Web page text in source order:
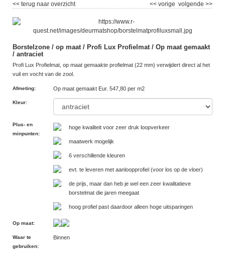
<< terug naar overzicht volgende >>
<< vorige
Borstelzone / op maat / Profi Lux Profielmat / Op maat gemaakt
/ antraciet
Profi Lux Profielmat, op maat gemaakte profielmat (22 mm) verwijdert direct al het
vuil en vocht van de zool.
Afmeting: Op maat gemaakt Eur. 547,80 per m2
Kleur:
Plus- en
minpunten:
hoge kwaliteit voor zeer druk loopverkeer
maatwerk mogelijk
6 verschillende kleuren
evt. te leveren met aanloopprofiel (voor los op de vloer)
de prijs, maar dan heb je wel een zeer kwalitatieve
borstelmat die jaren meegaat
hoog profiel past daardoor alleen hoge uitsparingen
Op maat:
Waar te
gebruiken:
Binnen